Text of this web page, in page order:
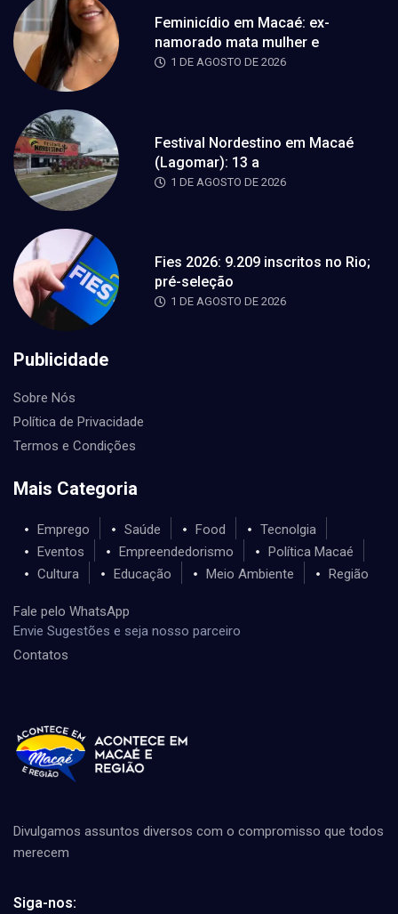
Feminicídio em Macaé: ex-
namorado mata mulher e
1 DE AGOSTO DE 2026
Festival Nordestino em Macaé
(Lagomar): 13 a
1 DE AGOSTO DE 2026
Fies 2026: 9.209 inscritos no Rio;
pré-seleção
1 DE AGOSTO DE 2026
Publicidade
Sobre Nós
Política de Privacidade
Termos e Condições
Mais Categoria
Emprego Saúde Food
Tecnolgia
Eventos
Empreendedorismo
Política Macaé
Cultura
Educação Meio Ambiente Região
Fale pelo WhatsApp
Envie Sugestões e seja nosso parceiro
Contatos
Divulgamos assuntos diversos com o compromisso que todos
merecem
Siga-nos: